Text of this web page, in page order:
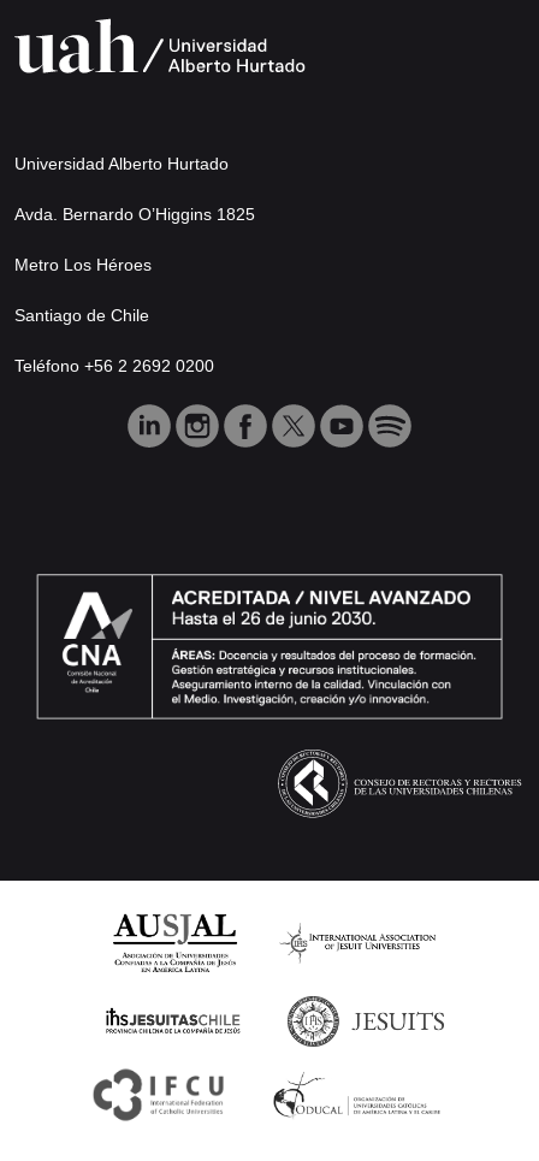
Universidad Alberto Hurtado
Avda. Bernardo O’Higgins 1825
Metro Los Héroes
Santiago de Chile
Teléfono +56 2 2692 0200